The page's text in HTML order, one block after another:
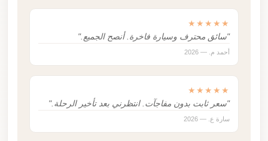
★★★★★
"سائق محترف وسيارة فاخرة. أنصح الجميع."
أحمد م. — 2026
★★★★★
"سعر ثابت بدون مفاجآت. انتظرني بعد تأخير الرحلة."
سارة ع. — 2026